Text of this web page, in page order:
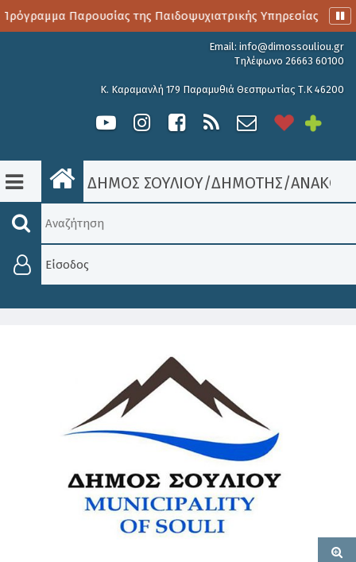
Παρουσίας της Παιδοψυχιατρικής Υπηρεσίας
Email: info@dimossouliou.gr
Τηλέφωνο 26663 60100
Κ. Καραμανλή 179 Παραμυθιά Θεσπρωτίας Τ.Κ 46200
ΔΗΜΟΣ ΣΟΥΛΙΟΥ/ΔΗΜΟΤΗΣ/
Είσοδος